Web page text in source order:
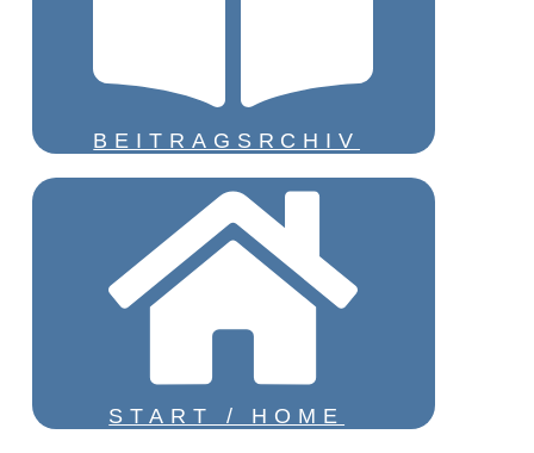
BEITRAGSRCHIV
START / HOME